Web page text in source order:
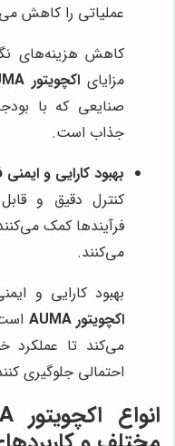
عملیاتی را کاهش
کاهش هزینه‌های
مزایایاکچویتور AUMA
صنایعی که با
جذاب است.
بهبود کارایی و ایمنی
کنترل دقیق و
فرآیندها کمک
می‌کنند.
بهبود کارایی و
اکچویتور AUMA
می‌کند تا عملکرد
احتمالی جلوگیری